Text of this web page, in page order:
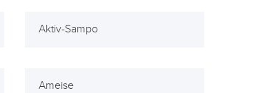
Aktiv-Sampo
Ameise